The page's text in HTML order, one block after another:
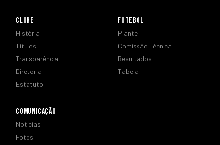
CLUBE
História
Títulos
Transparência
Diretoria
Estatuto
FUTEBOL
Plantel
Comissão Técnica
Resultados
Tabela
COMUNICAÇÃO
Notícias
Fotos